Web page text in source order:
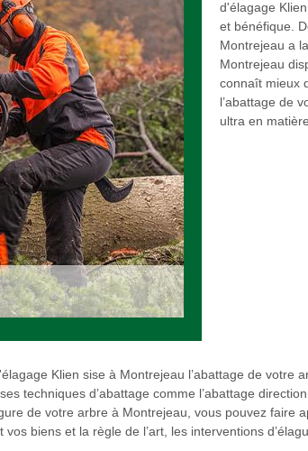
d'élagage
et bénéfique.
Montrejeau a
Montrejeau
connaît mieux
l’abattage de
ultra en
Klien sise à Montrejeau l’abattage de
techniques d’abattage comme l’abattage
de votre arbre à Montrejeau, vous pouvez faire
biens et la règle de l’art, les interventions